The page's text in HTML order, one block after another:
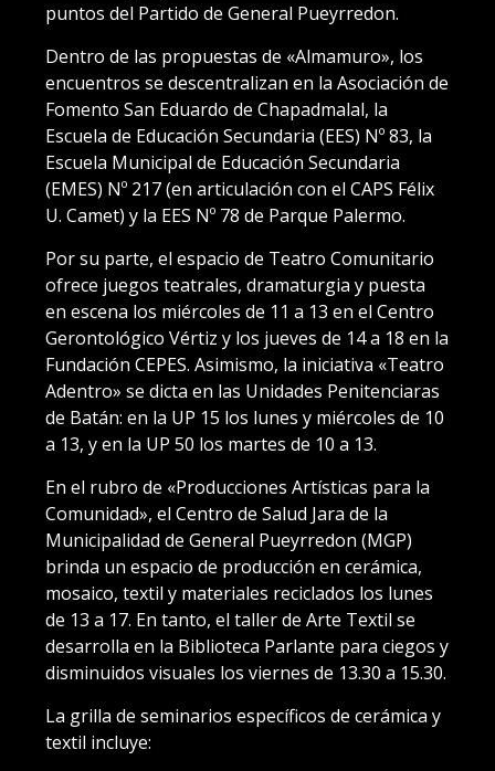
puntos del Partido de General Pueyrredon.
Dentro de las propuestas de «Almamuro», los
encuentros se descentralizan en la Asociación de
Fomento San Eduardo de Chapadmalal, la
Escuela de Educación Secundaria (EES) Nº 83, la
Escuela Municipal de Educación Secundaria
(EMES) Nº 217 (en articulación con el CAPS Félix
U. Camet) y la EES Nº 78 de Parque Palermo.
Por su parte, el espacio de Teatro Comunitario
ofrece juegos teatrales, dramaturgia y puesta
en escena los miércoles de 11 a 13 en el Centro
Gerontológico Vértiz y los jueves de 14 a 18 en la
Fundación CEPES. Asimismo, la iniciativa «Teatro
Adentro» se dicta en las Unidades Penitenciaras
de Batán: en la UP 15 los lunes y miércoles de 10
a 13, y en la UP 50 los martes de 10 a 13.
En el rubro de «Producciones Artísticas para la
Comunidad», el Centro de Salud Jara de la
Municipalidad de General Pueyrredon (MGP)
brinda un espacio de producción en cerámica,
mosaico, textil y materiales reciclados los lunes
de 13 a 17. En tanto, el taller de Arte Textil se
desarrolla en la Biblioteca Parlante para ciegos y
disminuidos visuales los viernes de 13.30 a 15.30.
La grilla de seminarios específicos de cerámica y
textil incluye: